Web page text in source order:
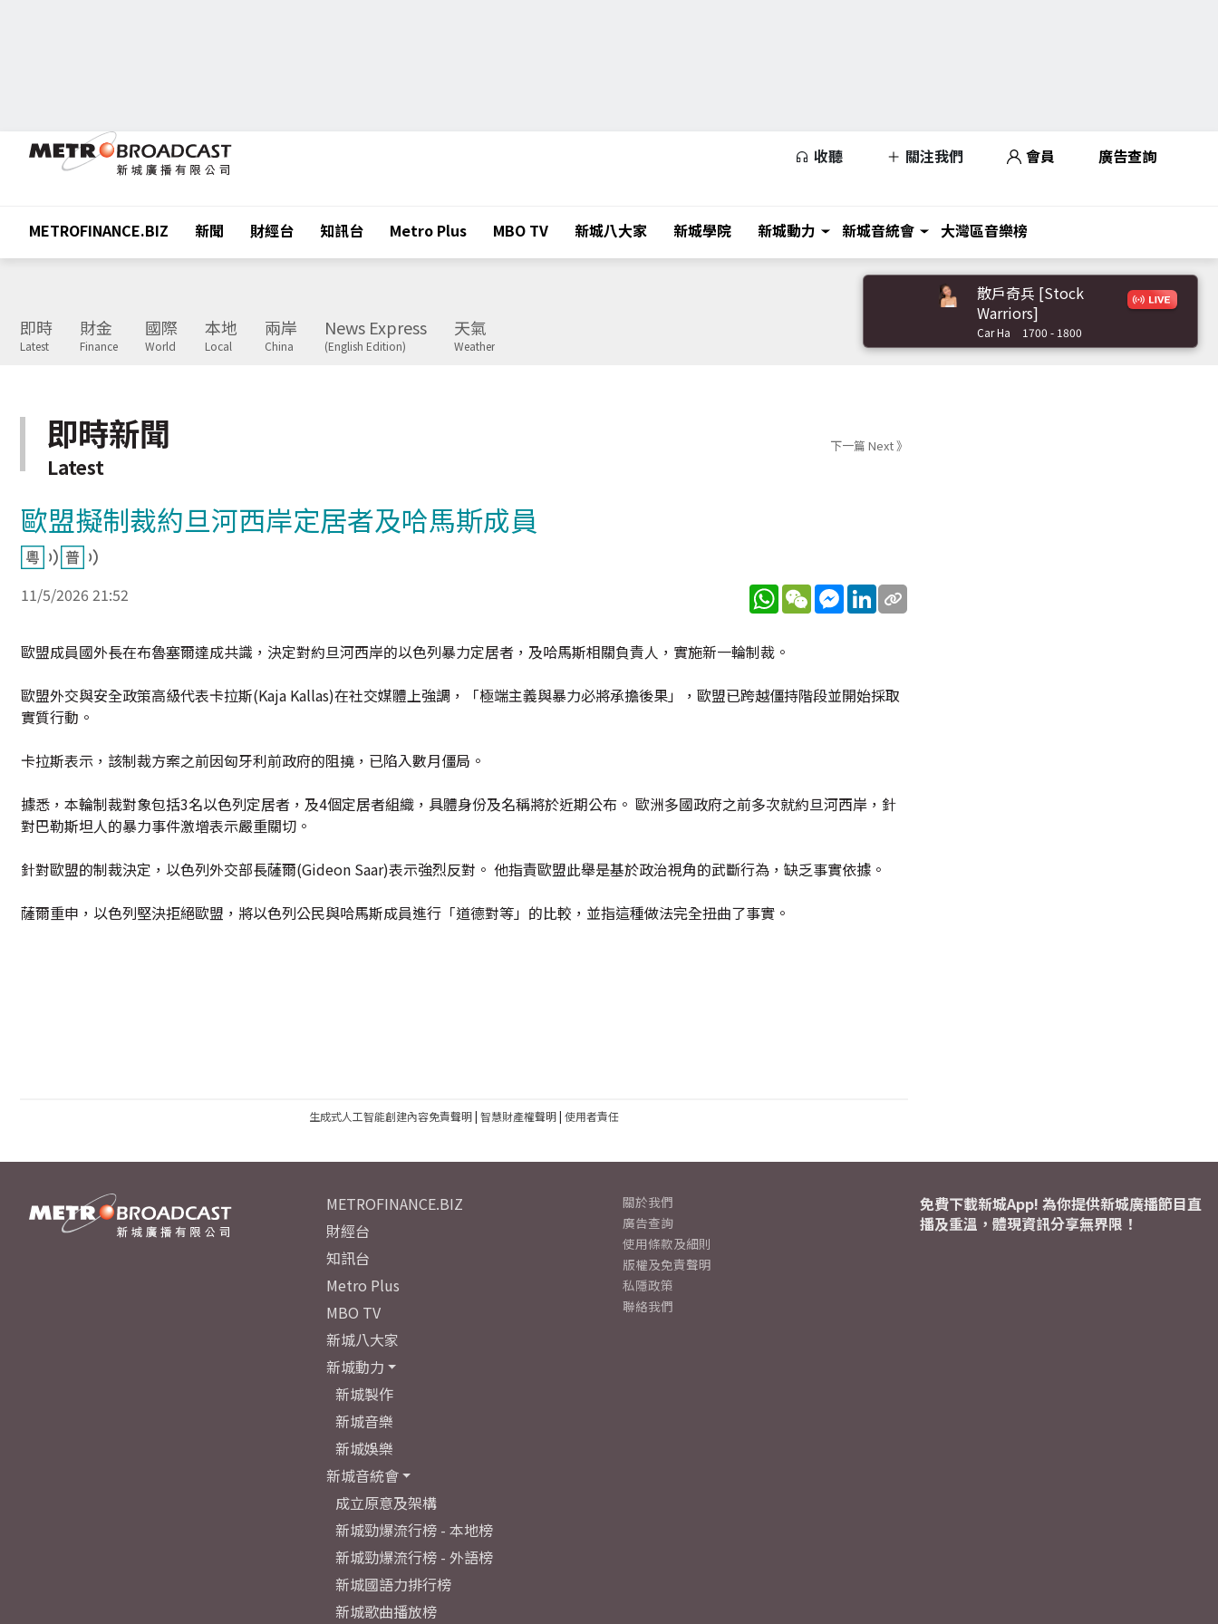
收聽 關注我們 會員 廣告查詢
METROFINANCE.BIZ 新聞 財經台 知訊台 Metro Plus MBO TV 新城八大家 新城學院 新城動力 新城音統會 大灣區音樂榜
即時
Latest
財金
Finance
國際
World
本地
Local
兩岸
China
News Express
(English Edition)
天氣
Weather
散戶奇兵 [Stock
Warriors]
Car Ha 1700 - 1800
即時新聞
Latest
下一篇 Next 》
歐盟擬制裁約旦河西岸定居者及哈馬斯成員
11/5/2026 21:52 WhatsApp
WeChatMessenger
LinkedIn
歐盟成員國外長在布魯塞爾達成共識，決定對約旦河西岸的以色列暴力定居者，及哈馬斯相關負責人，實施新一輪制裁。
歐盟外交與安全政策高級代表卡拉斯(Kaja Kallas)在社交媒體上強調，「極端主義與暴力必將承擔後果」，歐盟已跨越僵持階段並開始採取
實質行動。
卡拉斯表示，該制裁方案之前因匈牙利前政府的阻撓，已陷入數月僵局。
據悉，本輪制裁對象包括3名以色列定居者，及4個定居者組織，具體身份及名稱將於近期公布。 歐洲多國政府之前多次就約旦河西岸，針
對巴勒斯坦人的暴力事件激增表示嚴重關切。
針對歐盟的制裁決定，以色列外交部長薩爾(Gideon Saar)表示強烈反對。 他指責歐盟此舉是基於政治視角的武斷行為，缺乏事實依據。
薩爾重申，以色列堅決拒絕歐盟，將以色列公民與哈馬斯成員進行「道德對等」的比較，並指這種做法完全扭曲了事實。
生成式人工智能創建內容免責聲明| 智慧財產權聲明| 使用者責任
METROFINANCE.BIZ
財經台
知訊台
Metro Plus
MBO TV
新城八大家
新城動力
新城製作
新城音樂
新城娛樂
新城音統會
成立原意及架構
新城勁爆流行榜 - 本地榜
新城勁爆流行榜 - 外語榜
新城國語力排行榜
新城歌曲播放榜
關於我們
廣告查詢
使用條款及細則
版權及免責聲明
私隱政策
聯絡我們
免費下載新城App! 為你提供新城廣播節目直
播及重溫，體現資訊分享無界限！